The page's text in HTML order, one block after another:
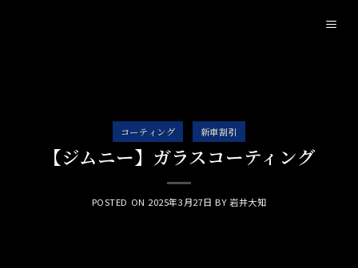
コーティング 新車割引
【ジムニー】ガラスコーティング
POSTED ON 2025年3月27日 BY 岩井大知